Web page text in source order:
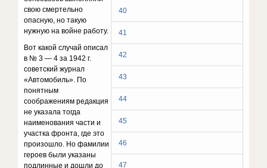
40
41
42
43
44
45
46
47
свою смертельно
опасную, но такую
нужную на войне работу.
Вот какой случай описал
в № 3 — 4 за 1942 г.
советский журнал
«Автомобиль». По
понятным
соображениям редакция
не указала тогда
наименования части и
участка фронта, где это
произошло. Но фамилии
героев были указаны
подлинные и дошли до